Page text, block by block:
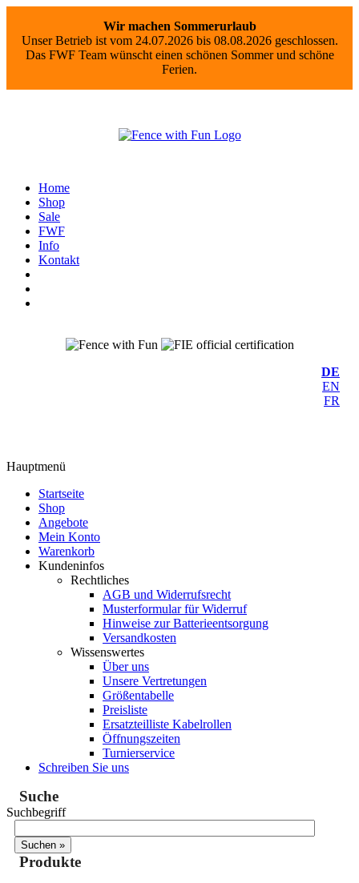
Wir machen Sommerurlaub
Unser Betrieb ist vom 24.07.2026 bis 08.08.2026 geschlossen.
Das FWF Team wünscht einen schönen Sommer und schöne
Ferien.
Home
Shop
Sale
FWF
Info
Kontakt
DE
EN
FR
Hauptmenü
Startseite
Shop
Angebote
Mein Konto
Warenkorb
Kundeninfos
Rechtliches
AGB und Widerrufsrecht
Musterformular für Widerruf
Hinweise zur Batterieentsorgung
Versandkosten
Wissenswertes
Über uns
Unsere Vertretungen
Größentabelle
Preisliste
Ersatzteilliste Kabelrollen
Öffnungszeiten
Turnierservice
Schreiben Sie uns
Suche
Suchbegriff
Produkte